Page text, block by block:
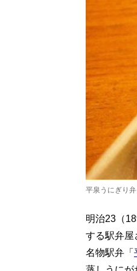
平泉うにぎり
明治23（
する駅弁屋
名物駅弁「